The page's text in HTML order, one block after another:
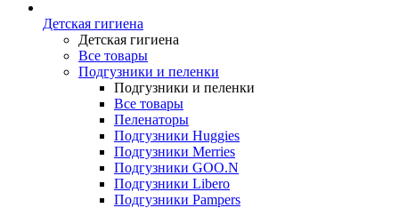
Детская гигиена
Детская гигиена
Все товары
Подгузники и пеленки
Подгузники и пеленки
Все товары
Пеленаторы
Подгузники Huggies
Подгузники Merries
Подгузники GOO.N
Подгузники Libero
Подгузники Pampers